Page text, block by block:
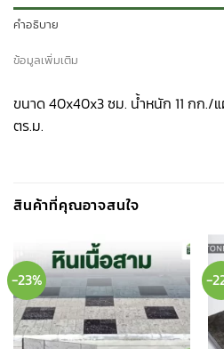
คำอธิบาย
ข้อมูลเพิ่มเติม
ขนาด 40x40x3 ซม. น้ำหนัก 11 กก./
ตร.ม.
สินค้าที่คุณอาจสนใจ
-23% -